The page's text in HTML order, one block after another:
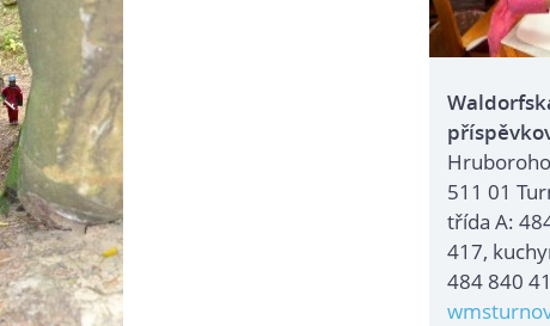
511 01
třída A:
417,
484 840